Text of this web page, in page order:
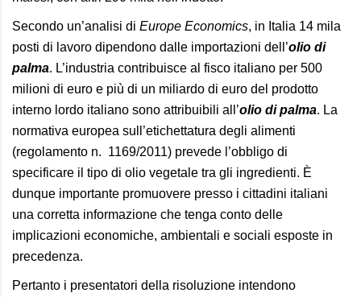
Secondo un’analisi di Europe Economics, in Italia 14 mila
posti di lavoro dipendono dalle importazioni dell’olio di
palma. L’industria contribuisce al fisco italiano per 500
milioni di euro e più di un miliardo di euro del prodotto
interno lordo italiano sono attribuibili all’olio di palma. La
normativa europea sull’etichettatura degli alimenti
(regolamento n. 1169/2011) prevede l’obbligo di
specificare il tipo di olio vegetale tra gli ingredienti. È
dunque importante promuovere presso i cittadini italiani
una corretta informazione che tenga conto delle
implicazioni economiche, ambientali e sociali esposte in
precedenza.
Pertanto i presentatori della risoluzione intendono